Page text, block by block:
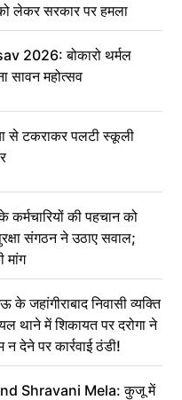
लेकर सरकार पर हमला
2026: बोकारो थर्मल
सावन महोत्सव
से टकराकर पलटी स्कूली
की पहचान को
संगठन ने उठाए सवाल;
मांग
जहांगीराबाद निवासी व्यक्ति
थाने में शिकायत पर दरोगा ने
न देने पर कार्रवाई ठंडी!
Shravani Mela: कुजू में